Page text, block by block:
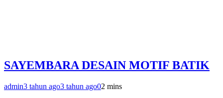
SAYEMBARA DESAIN MOTIF BATIK
admin3 tahun ago3 tahun ago02 mins